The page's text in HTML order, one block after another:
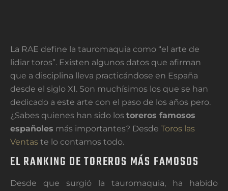
La RAE define la tauromaquia como “el arte de
lidiar toros”. Existen algunos datos que afirman
que a disciplina lleva practicándose en España
desde el siglo XI. Son muchísimos los que se han
dedicado a este arte con el paso de los años pero.
¿Sabes quienes han sido los toreros famosos
españoles más importantes? Desde Toros las
Ventas te lo contamos todo.
EL RANKING DE TOREROS MÁS FAMOSOS
Desde que surgió la tauromaquia, ha habido